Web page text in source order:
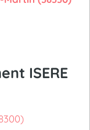
ISERE